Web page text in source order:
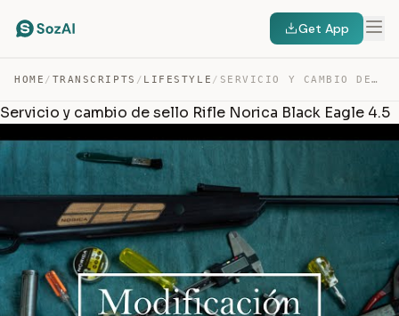
Get App
HOME / TRANSCRIPTS / LIFESTYLE / SERVICIO Y CAMBIO DE SELLO RIFLE NORICA BLACK EAGLE 4.5 — TRANSCRIPT
Servicio y cambio de sello Rifle Norica Black Eagle 4.5